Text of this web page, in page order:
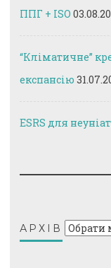
ППГ + ISO
“Кліматичне”
експансію
ESRS для
АРХІВ Архів